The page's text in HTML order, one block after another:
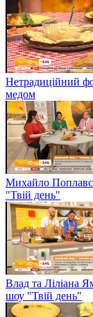
Нетрадиційний
медом
Михайло
"Твій день"
Влад та Ліліана
шоу "Твій день"